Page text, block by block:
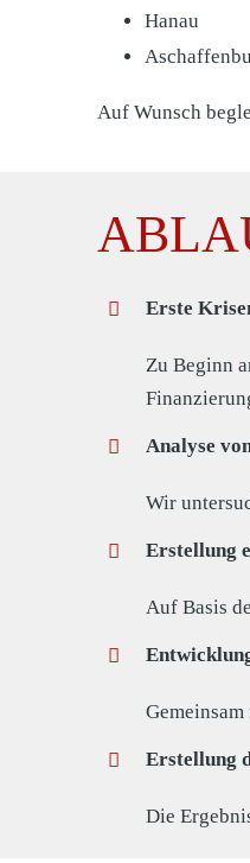
Hanau
Auf Wunsch
Erste
Zu Beginn
Analyse
Wir
Erstellung
Auf Basis
Erstellung
Die